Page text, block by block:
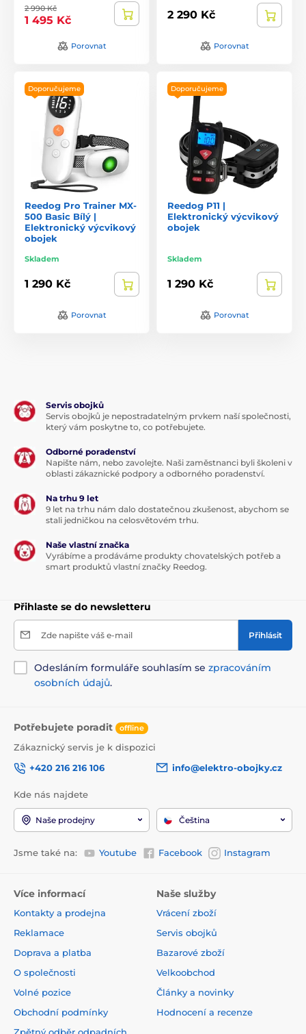
2 990 Kč
1 495 Kč
Porovnat
2 290 Kč
Porovnat
Doporučujeme
Reedog Pro Trainer MX-
500 Basic Bílý |
Elektronický výcvikový
obojek
Skladem
1 290 Kč
Porovnat
Doporučujeme
Reedog P11 |
Elektronický výcvikový
obojek
Skladem
1 290 Kč
Porovnat
Servis obojků
Servis obojků je nepostradatelným prvkem naší společnosti,
který vám poskytne to, co potřebujete.
Odborné poradenství
Napište nám, nebo zavolejte. Naši zaměstnanci byli školeni v
oblasti zákaznické podpory a odborného poradenství.
Na trhu 9 let
9 let na trhu nám dalo dostatečnou zkušenost, abychom se
stali jedničkou na celosvětovém trhu.
Naše vlastní značka
Vyrábíme a prodáváme produkty chovatelských potřeb a
smart produktů vlastní značky Reedog.
Přihlaste se do newsletteru
Zde napište váš e-mail Přihlásit
Odesláním formuláře souhlasím se zpracováním
osobních údajů.
Potřebujete poradit offline
Zákaznický servis je k dispozici
+420 216 216 106
info@elektro-obojky.cz
Kde nás najdete
Naše prodejny Čeština
Jsme také na: Youtube Facebook Instagram
Více informací
Kontakty a prodejna
Reklamace
Doprava a platba
O společnosti
Volné pozice
Obchodní podmínky
Naše služby
Vrácení zboží
Servis obojků
Bazarové zboží
Velkoobchod
Články a novinky
Hodnocení a recenze